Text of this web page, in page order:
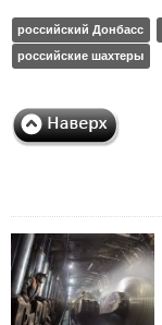
российский Донбасс
российские шахтеры